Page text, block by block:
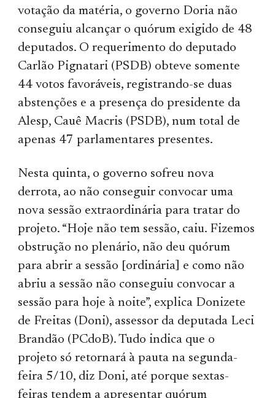
votação da matéria, o governo Doria não
conseguiu alcançar o quórum exigido de 48
deputados. O requerimento do deputado
Carlão Pignatari (PSDB) obteve somente
44 votos favoráveis, registrando-se duas
abstenções e a presença do presidente da
Alesp, Cauê Macris (PSDB), num total de
apenas 47 parlamentares presentes.
Nesta quinta, o governo sofreu nova
derrota, ao não conseguir convocar uma
nova sessão extraordinária para tratar do
projeto. “Hoje não tem sessão, caiu. Fizemos
obstrução no plenário, não deu quórum
para abrir a sessão [ordinária] e como não
abriu a sessão não conseguiu convocar a
sessão para hoje à noite”, explica Donizete
de Freitas (Doni), assessor da deputada Leci
Brandão (PCdoB). Tudo indica que o
projeto só retornará à pauta na segunda-
feira 5/10, diz Doni, até porque sextas-
feiras tendem a apresentar quórum